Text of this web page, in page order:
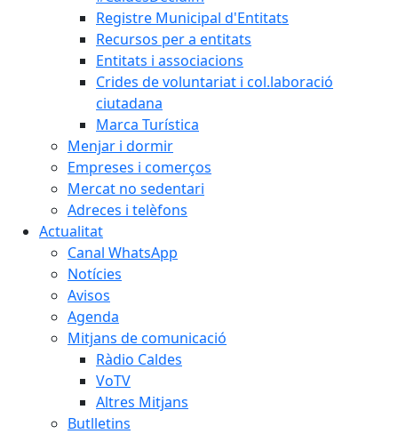
Registre Municipal d'Entitats
Recursos per a entitats
Entitats i associacions
Crides de voluntariat i col.laboració
ciutadana
Marca Turística
Menjar i dormir
Empreses i comerços
Mercat no sedentari
Adreces i telèfons
Actualitat
Canal WhatsApp
Notícies
Avisos
Agenda
Mitjans de comunicació
Ràdio Caldes
VoTV
Altres Mitjans
Butlletins